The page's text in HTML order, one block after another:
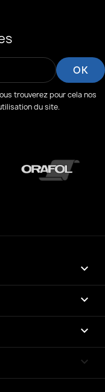
trouverez pour cela nos
du site.



keyboard_arrow_down